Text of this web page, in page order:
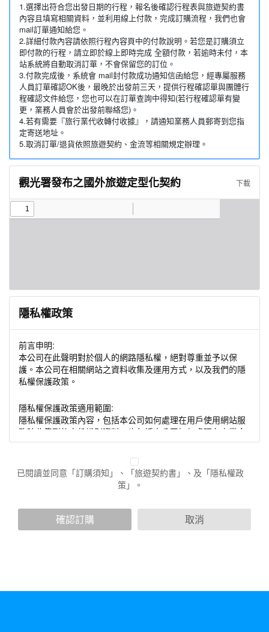
1.選擇出符合您出發日期的行程，報名後確認行程表與旅遊契約書
內容且填寫相關資料，並利用線上付款，完成訂購流程，我們也會
mail訂單通知給您。
2.詳細付款內容請依照行程內容頁中的付款說明。若您是訂購須立
即付款的行程，請立即於線上即時完成 全額付款，若逾時未付，本
站系統將自動取消訂單，不會保留您的訂位。
3.付款完成後，系統會 mail封付款成功通知信函給您，經專屬服務
人員訂單確認OK後，最晚於出發前三天，提供行程確認單與團體行
程確認文件給您，您也可以在訂單查詢中得知(若行程確認單有變
更，業務人員會於出發前聯絡您)。
4.若有需要『旅行業代收轉付收據』，請通知業務人員郵寄到您指
定寄送地址。
5.取消訂單/退貨依照旅遊契約、金流等相關規定辦理。
觀光署發布之國外旅遊定型化契約 下載
隱私權政策
前言申明:
本公司在此聲明對於個人的網路隱私權，絕對尊重並予以保
護。本公司在相關網站之資料收集及運用方式，以及我們的隱
私權保護政策。
隱私權保護政策適用範圍:
隱私權保護政策內容，包括本公司如何處理在用戶使用網站服
務時收集到的身份識別資料，也包括本公司如何處理在商業合
作與本公司合作時分享的任何身份識別資料。隱私權保護政策
不適用於本公司以外的公司或網站群，與非本站所僱用或管理
人員。例如您透過本公司旗下網站上的廣告廠商連結，這些置
放連結的廠商也可能蒐集您個人的資料。對於您主動提供的個
人資訊，這些廣告廠商或連結網站有其個別的隱私權保護政
您個人在本網站上的聊天室或討論區中任意公開個人資料的行
為，在非經加密的保護下，亦不適用於本公司隱私權保護政
個人的資料，其範圍如下：
已閱讀並同意「訂購須知」、「旅遊契約書」、及「隱私權政
策」。
確認訂購 取消